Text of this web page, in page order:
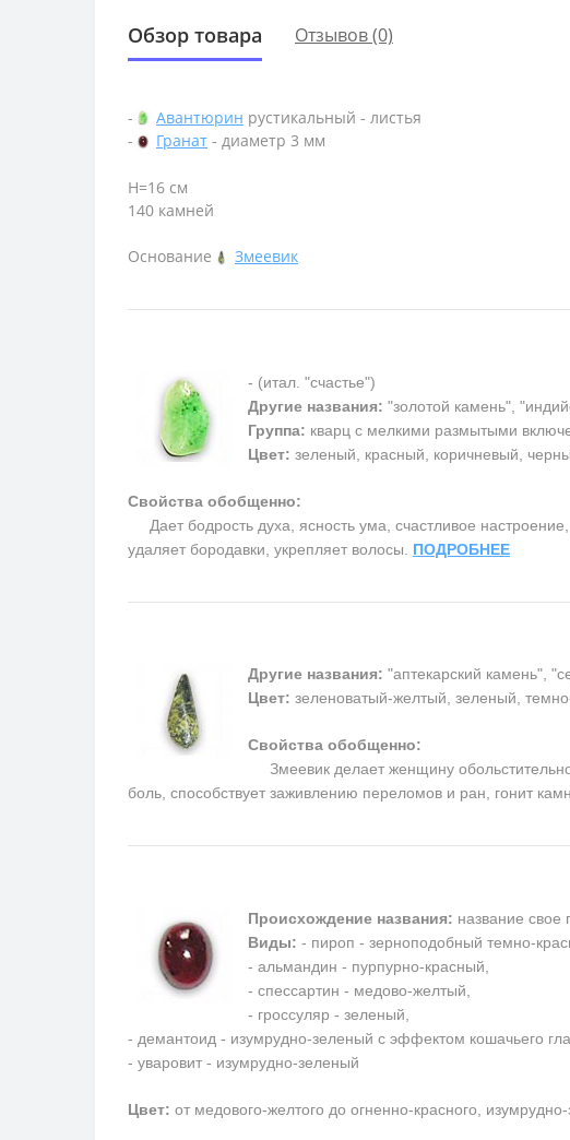
Обзор товара Отзывов (0)
- Авантюрин рустикальный - листья
-
Гранат - диаметр 3 мм
Н=16 см
140 камней
Основание Змеевик
- (итал. "счастье")
Другие названия: "золотой камень",
Группа: кварц с мелкими размытыми
Цвет: зеленый, красный, коричневый,
Свойства обобщенно:
Дает бодрость духа, ясность ума, счастливое
удаляет бородавки, укрепляет волосы. ПОДРОБНЕЕ
Другие названия: "аптекарский камень",
Цвет: зеленоватый-желтый, зеленый,
Свойства обобщенно:
Змеевик делает женщину
боль, способствует заживлению переломов и ран, гонит
Происхождение названия: название свое
Виды: - пироп - зерноподобный темно-
- альмандин - пурпурно-красный,
- спессартин - медово-желтый,
- гроссуляр - зеленый,
- демантоид - изумрудно-зеленый с эффектом кошачьего
- уваровит - изумрудно-зеленый
Цвет: от медового-желтого до огненно-красного,